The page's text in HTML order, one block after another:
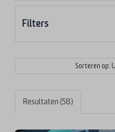
Filters
Sorteren op:
Resultaten (58)